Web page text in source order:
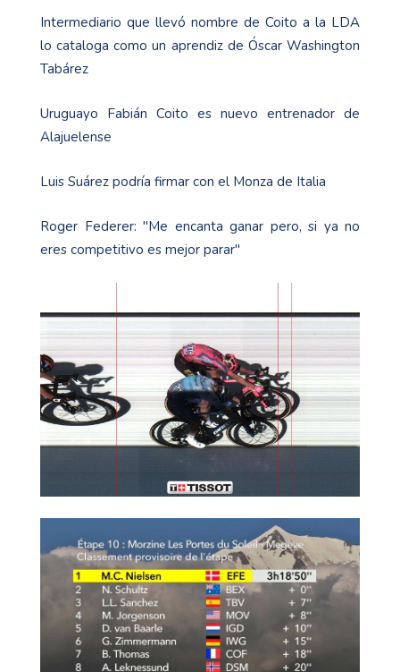
Intermediario que llevó nombre de Coito a la LDA
lo cataloga como un aprendiz de Óscar Washington
Tabárez
Uruguayo Fabián Coito es nuevo entrenador de
Alajuelense
Luis Suárez podría firmar con el Monza de Italia
Roger Federer: "Me encanta ganar pero, si ya no
eres competitivo es mejor parar"